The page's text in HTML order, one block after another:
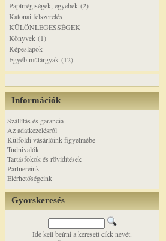
Papírrégiségek, egyebek (2)
Katonai felszerelés
KÜLÖNLEGESSÉGEK
Könyvek (1)
Képeslapok
Egyéb műtárgyak (12)
Információk
Szállítás és garancia
Az adatkezelésről
Külföldi vásárlóink figyelmébe
Tudnivalók
Tartásfokok és rövidítések
Partnereink
Elérhetőségeink
Gyorskeresés
Ide kell beírni a keresett cikk nevét.